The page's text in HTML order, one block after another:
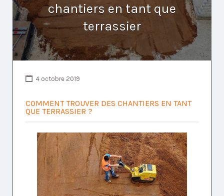
chantiers en tant que
terrassier
4 octobre 2019
COMMENT TROUVER DES CHANTIERS EN TANT
QUE TERRASSIER ?